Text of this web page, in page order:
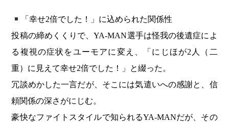
「幸せ2倍でした！」に込められた関係性
投稿の締めくくりで、YA-MAN選手は怪我の後遺症によ
る複視の症状をユーモアに変え、「にじほが2人（二
重）に見えて幸せ2倍でした！」と綴った。
冗談めかした一言だが、そこには気遣いへの感謝と、信
頼関係の深さがにじむ。
豪快なファイトスタイルで知られるYA-MANだが、その